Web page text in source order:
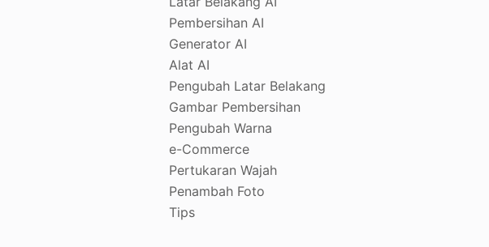
Pembersihan AI
Generator AI
Alat AI
Pengubah Latar Belakang
Gambar Pembersihan
Pengubah Warna
e-Commerce
Pertukaran Wajah
Penambah Foto
Tips